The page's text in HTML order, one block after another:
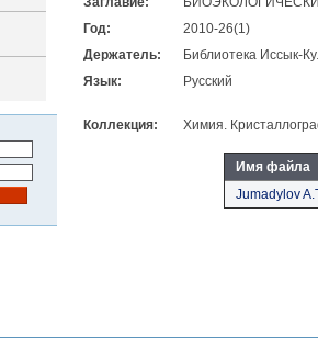
Год:
2010-26(1)
Держатель:
Библиотека Иссык-
Язык:
Русский
Коллекция: Химия.
Имя файла
Jumadylov